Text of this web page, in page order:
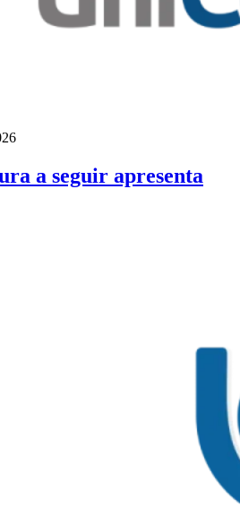
a seguir apresenta